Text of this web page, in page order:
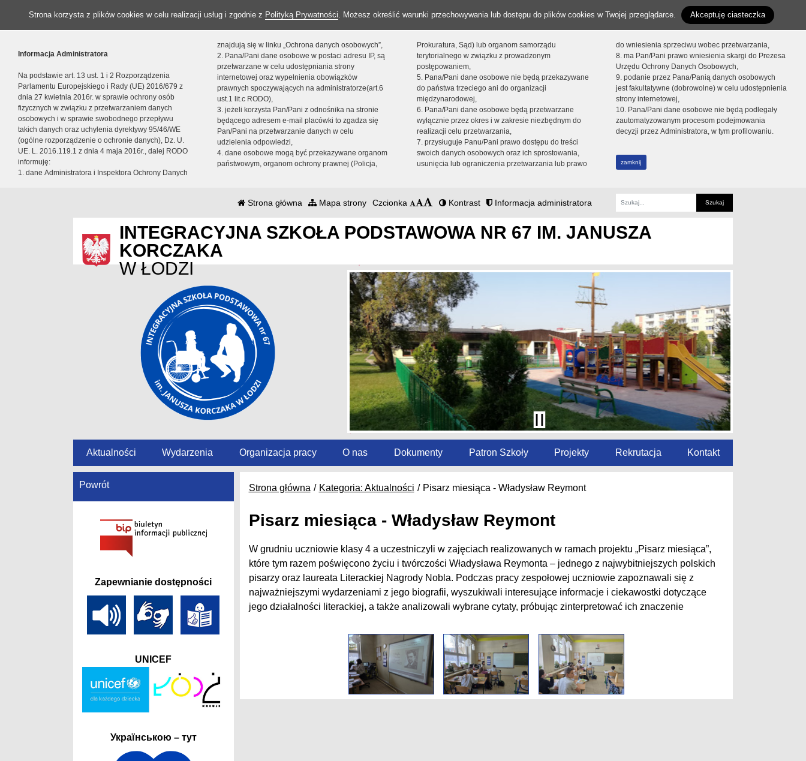
Strona korzysta z plików cookies w celu realizacji usług i zgodnie z Polityką Prywatności. Możesz określić warunki przechowywania lub dostępu do plików cookies w Twojej przeglądarce. Akceptuję ciasteczka
Informacja Administratora
Na podstawie art. 13 ust. 1 i 2 Rozporządzenia
Parlamentu Europejskiego i Rady (UE) 2016/679 z
dnia 27 kwietnia 2016r. w sprawie ochrony osób
fizycznych w związku z przetwarzaniem danych
osobowych i w sprawie swobodnego przepływu
takich danych oraz uchylenia dyrektywy 95/46/WE
(ogólne rozporządzenie o ochronie danych), Dz. U.
UE. L. 2016.119.1 z dnia 4 maja 2016r., dalej RODO
informuję:
1. dane Administratora i Inspektora Ochrony Danych
znajdują się w linku „Ochrona danych osobowych”,
2. Pana/Pani dane osobowe w postaci adresu IP, są
przetwarzane w celu udostępniania strony
internetowej oraz wypełnienia obowiązków
prawnych spoczywających na administratorze(art.6
ust.1 lit.c RODO),
3. jeżeli korzysta Pan/Pani z odnośnika na stronie
będącego adresem e-mail placówki to zgadza się
Pan/Pani na przetwarzanie danych w celu
udzielenia odpowiedzi,
4. dane osobowe mogą być przekazywane organom
państwowym, organom ochrony prawnej (Policja,
Prokuratura, Sąd) lub organom samorządu
terytorialnego w związku z prowadzonym
postępowaniem,
5. Pana/Pani dane osobowe nie będą przekazywane
do państwa trzeciego ani do organizacji
międzynarodowej,
6. Pana/Pani dane osobowe będą przetwarzane
wyłącznie przez okres i w zakresie niezbędnym do
realizacji celu przetwarzania,
7. przysługuje Panu/Pani prawo dostępu do treści
swoich danych osobowych oraz ich sprostowania,
usunięcia lub ograniczenia przetwarzania lub prawo
do wniesienia sprzeciwu wobec przetwarzania,
8. ma Pan/Pani prawo wniesienia skargi do Prezesa
Urzędu Ochrony Danych Osobowych,
9. podanie przez Pana/Panią danych osobowych
jest fakultatywne (dobrowolne) w celu udostępnienia
strony internetowej,
10. Pana/Pani dane osobowe nie będą podlegały
zautomatyzowanym procesom podejmowania
decyzji przez Administratora, w tym profilowaniu.
zamknij
Strona główna Mapa strony Czcionka Kontrast Informacja administratora
Fraza
INTEGRACYJNA SZKOŁA PODSTAWOWA NR 67 IM. JANUSZA
KORCZAKA
W ŁODZI
Aktualności Wydarzenia Organizacja pracy O nas Dokumenty Patron Szkoły Projekty Rekrutacja Kontakt
Strona główna Kategoria: Aktualności Pisarz miesiąca - Władysław Reymont
Pisarz miesiąca - Władysław Reymont
W grudniu uczniowie klasy 4 a uczestniczyli w zajęciach realizowanych w ramach projektu „Pisarz miesiąca”,
które tym razem poświęcono życiu i twórczości Władysława Reymonta – jednego z najwybitniejszych polskich
pisarzy oraz laureata Literackiej Nagrody Nobla. Podczas pracy zespołowej uczniowie zapoznawali się z
najważniejszymi wydarzeniami z jego biografii, wyszukiwali interesujące informacje i ciekawostki dotyczące
jego działalności literackiej, a także analizowali wybrane cytaty, próbując zinterpretować ich znaczenie
Powrót
Zapewnianie dostępności
UNICEF
Українською – тут